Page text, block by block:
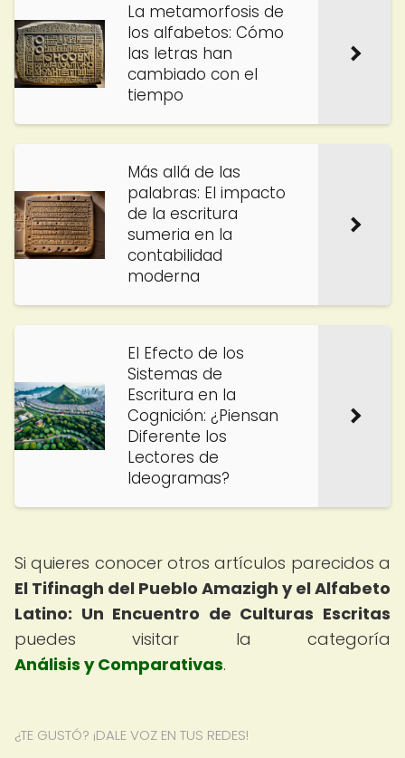
La metamorfosis de
los alfabetos: Cómo
las letras han
cambiado con el
tiempo
Más allá de las
palabras: El impacto
de la escritura
sumeria en la
contabilidad
moderna
El Efecto de los
Sistemas de
Escritura en la
Cognición: ¿Piensan
Diferente los
Lectores de
Ideogramas?
Si quieres conocer otros artículos parecidos a
El Tifinagh del Pueblo Amazigh y el Alfabeto
Latino: Un Encuentro de Culturas Escritas
puedes visitar la categoría
Análisis y Comparativas.
¿TE GUSTÓ? ¡DALE VOZ EN TUS REDES!